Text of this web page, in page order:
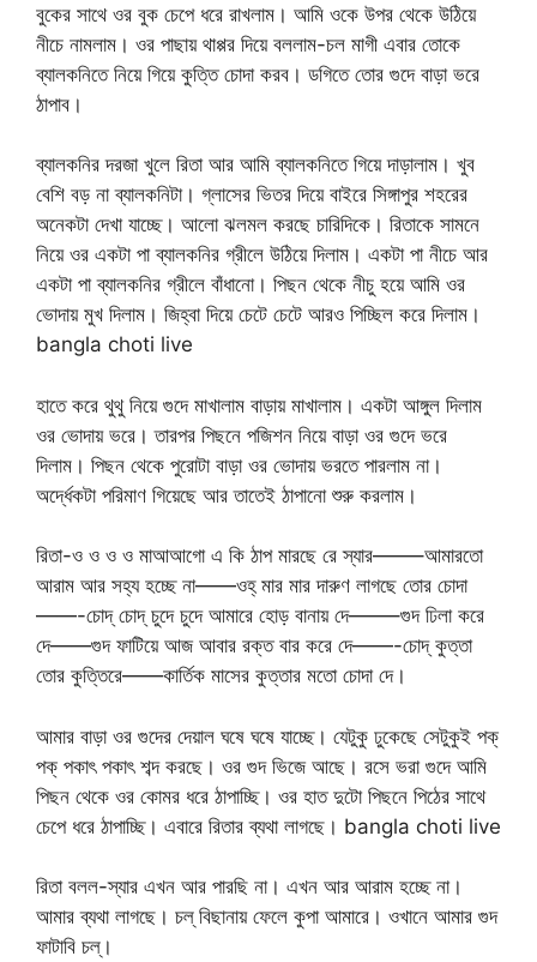
বুকের সাথে ওর বুক চেপে ধরে রাখলাম। আমি ওকে উপর থেকে উঠিয়ে
নীচে নামলাম। ওর পাছায় থাপ্পর দিয়ে বললাম-চল মাগী এবার তোকে
ব্যালকনিতে নিয়ে গিয়ে কুত্তি চোদা করব। ডগিতে তোর গুদে বাড়া ভরে
ঠাপাব।
ব্যালকনির দরজা খুলে রিতা আর আমি ব্যালকনিতে গিয়ে দাড়ালাম। খুব
বেশি বড় না ব্যালকনিটা। গ্লাসের ভিতর দিয়ে বাইরে সিঙ্গাপুর শহরের
অনেকটা দেখা যাচ্ছে। আলো ঝলমল করছে চারিদিকে। রিতাকে সামনে
নিয়ে ওর একটা পা ব্যালকনির গ্রীলে উঠিয়ে দিলাম। একটা পা নীচে আর
একটা পা ব্যালকনির গ্রীলে বাঁধানো। পিছন থেকে নীচু হয়ে আমি ওর
ভোদায় মুখ দিলাম। জিহ্বা দিয়ে চেটে চেটে আরও পিচ্ছিল করে দিলাম।
bangla choti live
হাতে করে থুথু নিয়ে গুদে মাখালাম বাড়ায় মাখালাম। একটা আঙ্গুল দিলাম
ওর ভোদায় ভরে। তারপর পিছনে পজিশন নিয়ে বাড়া ওর গুদে ভরে
দিলাম। পিছন থেকে পুরোটা বাড়া ওর ভোদায় ভরতে পারলাম না।
অর্দ্ধেকটা পরিমাণ গিয়েছে আর তাতেই ঠাপানো শুরু করলাম।
রিতা-ও ও ও ও মাআআগো এ কি ঠাপ মারছে রে স্যার——–আমারতো
আরাম আর সহ্য হচ্ছে না——ওহ্ মার মার দারুণ লাগছে তোর চোদা
——-চোদ্ চোদ্ চুদে চুদে আমারে হোড় বানায় দে——–গুদ ঢিলা করে
দে——গুদ ফাটিয়ে আজ আবার রক্ত বার করে দে——-চোদ্ কুত্তা
তোর কুত্তিরে——কার্তিক মাসের কুত্তার মতো চোদা দে।
আমার বাড়া ওর গুদের দেয়াল ঘষে ঘষে যাচ্ছে। যেটুকু ঢুকেছে সেটুকুই পক্
পক্ পকাৎ পকাৎ শব্দ করছে। ওর গুদ ভিজে আছে। রসে ভরা গুদে আমি
পিছন থেকে ওর কোমর ধরে ঠাপাচ্ছি। ওর হাত দুটো পিছনে পিঠের সাথে
চেপে ধরে ঠাপাচ্ছি। এবারে রিতার ব্যথা লাগছে। bangla choti live
রিতা বলল-স্যার এখন আর পারছি না। এখন আর আরাম হচ্ছে না।
আমার ব্যথা লাগছে। চল্ বিছানায় ফেলে কুপা আমারে। ওখানে আমার গুদ
ফাটাবি চল্।